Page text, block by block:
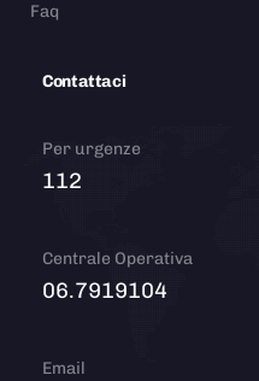
Faq
Contattaci
Per urgenze
112
Centrale Operativa
06.7919104
Email